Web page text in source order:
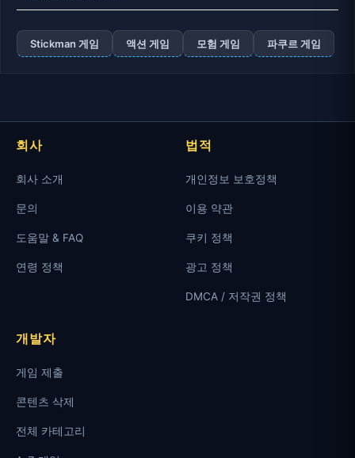
Stickman 게임 액션 게임 모험 게임 파쿠르 게임
회사
회사 소개
문의
도움말 & FAQ
연령 정책
법적
개인정보 보호정책
이용 약관
쿠키 정책
광고 정책
DMCA / 저작권 정책
개발자
게임 제출
콘텐츠 삭제
전체 카테고리